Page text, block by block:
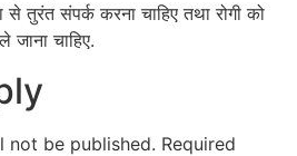
तुरंत संपर्क करना चाहिए तथा रोगी को
जाना चाहिए.
not be published. Required